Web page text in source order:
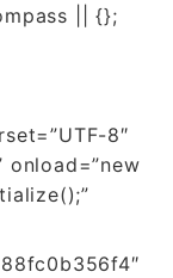
|| {};
8″
onload=”new